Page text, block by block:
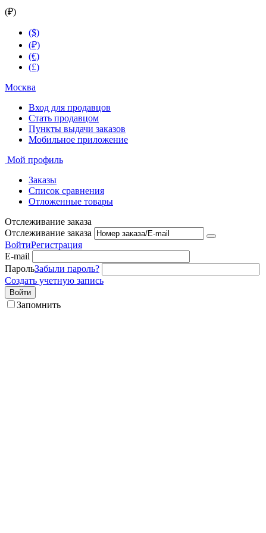
(₽)
($)
(₽)
(€)
(£)
Москва
Вход для продавцов
Стать продавцом
Пункты выдачи заказов
Мобильное приложение
Мой профиль
Заказы
Список сравнения
Отложенные товары
Отслеживание заказа
Отслеживание заказа
ВойтиРегистрация
E-mail
ПарольЗабыли пароль?
Создать учетную запись
Войти
Запомнить